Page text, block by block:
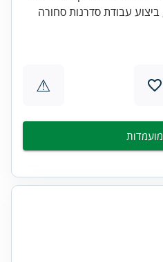
עבודת סדרנות סחורה
⚠